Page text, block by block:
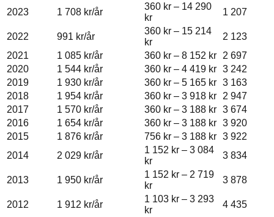
2023 1 708 kr/år
360 kr – 14 290
kr
1 207
2022 991 kr/år
360 kr – 15 214
kr
2 123
2021
1 085 kr/år 360 kr – 8 152 kr
2 697
2020
1 544 kr/år 360 kr – 4 419 kr 3 242
2019
1 930 kr/år 360 kr – 5 165 kr 3 163
2018
1 954 kr/år 360 kr – 3 918 kr
2 947
2017
1 570 kr/år 360 kr – 3 188 kr 3 674
2016
1 654 kr/år 360 kr – 3 188 kr 3 920
2015
1 876 kr/år 756 kr – 3 188 kr 3 922
2014
2 029 kr/år
1 152 kr – 3 084
kr
3 834
2013 1 950 kr/år
1 152 kr – 2 719
kr
3 878
2012 1 912 kr/år
1 103 kr – 3 293
kr
4 435